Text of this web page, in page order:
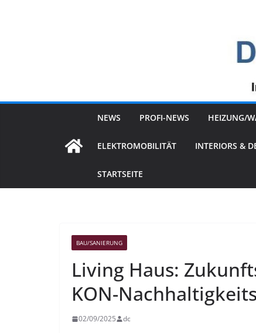
NEWS PROFI-NEWS HEIZUNG/
ELEKTROMOBILITÄT INTERIORS &
STARTSEITE
BAU/SANIERUNG
Living Haus:
KON-
02/09/2025 dc